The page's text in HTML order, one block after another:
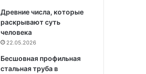
Древние числа, которые
раскрывают суть
человека
22.05.2026
Бесшовная профильная
стальная труба в